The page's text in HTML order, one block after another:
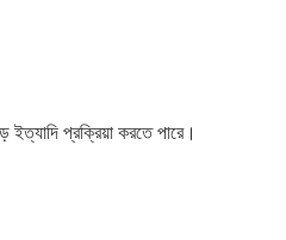
ইত্যাদি প্রক্রিয়া করতে পারে।